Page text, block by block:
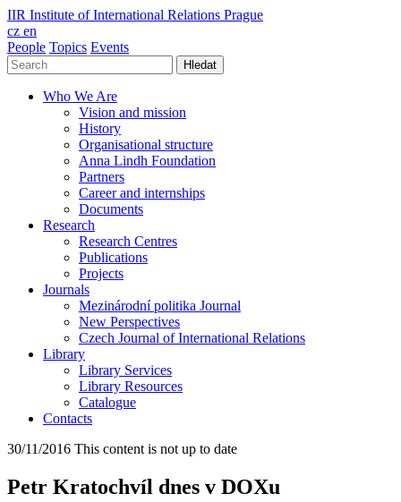
IIR Institute of International Relations Prague
cz en
People Topics Events
Hledat
Who We Are
Vision and mission
History
Organisational structure
Anna Lindh Foundation
Partners
Career and internships
Documents
Research
Research Centres
Publications
Projects
Journals
Mezinárodní politika Journal
New Perspectives
Czech Journal of International Relations
Library
Library Services
Library Resources
Catalogue
Contacts
30/11/2016 This content is not up to date
Petr Kratochvíl dnes v DOXu